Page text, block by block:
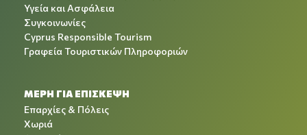
Υγεία και Ασφάλεια
Συγκοινωνίες
Cyprus Responsible Tourism
Γραφεία Τουριστικών Πληροφοριών
ΜΕΡΗ ΓΙΑ ΕΠΙΣΚΕΨΗ
Επαρχίες & Πόλεις
Χωριά